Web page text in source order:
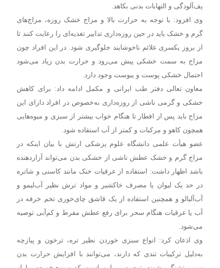
پف‌آلودگی و التهابات بدنی بکاهد.
وی افزود: با توجه به حرارت بالا و مزاج خشک روزه، مزاج‌های
گرم و خشک باید در حین روزه‌داری تدابیر تغذیه‌ای را رعایت کنند تا
از بروز یکسری علائم ناخوشایند جلوگیری شود. در این افراد چون
مزاج به سمت خشکی پیش می‌رود و حرارت بدن زیاد می‌شود
احتمال خشکی پوست و یبوست وجود دارد.
معاون تعالی دفتر طب ایرانی و مکمل ادامه داد: برای کاهش
خشکی و گرمی ناشی از روزه‌داری به‌خصوص در افراد دارای این
مزاج باید پس از افطار تا هنگام خواب بیشتر از سبزی و میوه‌هایی
همچون کاهو و مرکبات و کمتر از آب استفاده شود.
عضو هیأت علمی دانشگاه علوم پزشکی ارتش با بیان اینکه در
مزاج گرم و خشک عطش ناشی از خشکی بدن می‌تواند آزاردهنده
باشد اظهار داشت: استفاده از عرقیات خنک مانند کاسنی و شاتره
در حد یک لیوان یا مصرف خاکشیر و مواد ترش نظیر آب‌لیمو و
آب‌آلبالو و همچنین استفاده از یک قاشق چای‌خوری تخم خرفه در
آب یا عرقیات هنگام سحر برای رفع عطش مفرط و کم‌آبی توصیه
می‌شود.
وی اذعان کرد: انواع سبزی خوردن نظیر تره، ترخون و پیازچه
به‌دلیل ترکیبات تندی که دارند، می‌توانند با افزایش حرارت بدن